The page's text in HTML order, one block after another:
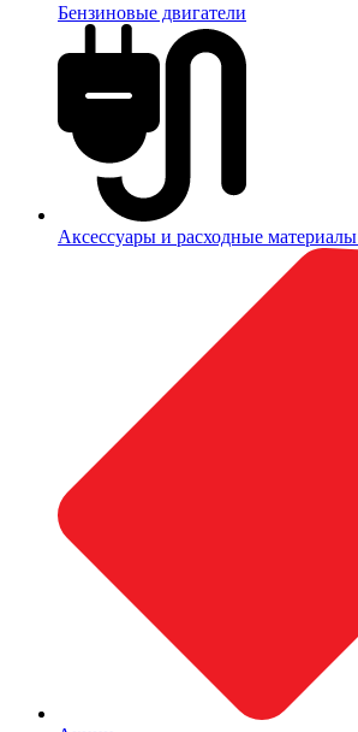
Бензиновые двигатели
Аксессуары и расходные материалы